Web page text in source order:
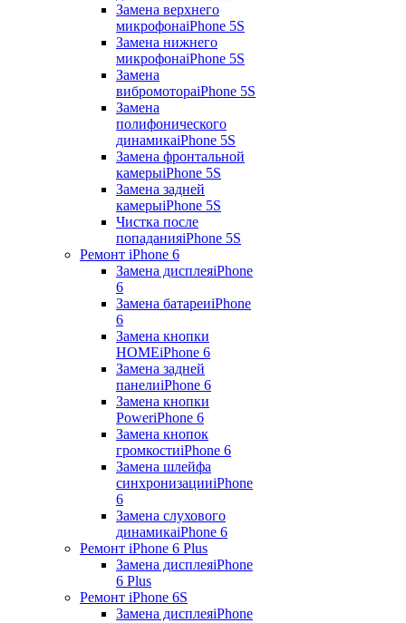
Замена верхнего
микрофонаiPhone 5S
Замена нижнего
микрофонаiPhone 5S
Замена
вибромотораiPhone 5S
Замена
полифонического
динамикаiPhone 5S
Замена фронтальной
камерыiPhone 5S
Замена задней
камерыiPhone 5S
Чистка после
попаданияiPhone 5S
Ремонт iPhone 6
Замена дисплеяiPhone
6
Замена батареиiPhone
6
Замена кнопки
HOMEiPhone 6
Замена задней
панелиiPhone 6
Замена кнопки
PoweriPhone 6
Замена кнопок
громкостиiPhone 6
Замена шлейфа
синхронизацииiPhone
6
Замена слухового
динамикаiPhone 6
Ремонт iPhone 6 Plus
Замена дисплеяiPhone
6 Plus
Ремонт iPhone 6S
Замена дисплеяiPhone